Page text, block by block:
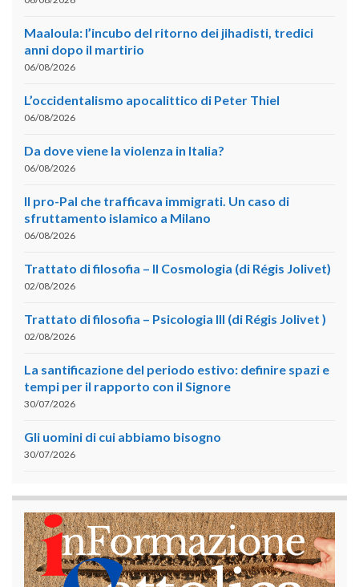
Maaloula: l’incubo del ritorno dei jihadisti, tredici
anni dopo il martirio
06/08/2026
L’occidentalismo apocalittico di Peter Thiel
06/08/2026
Da dove viene la violenza in Italia?
06/08/2026
Il pro-Pal che trafficava immigrati. Un caso di
sfruttamento islamico a Milano
06/08/2026
Trattato di filosofia – II Cosmologia (di Régis Jolivet)
02/08/2026
Trattato di filosofia – Psicologia III (di Régis Jolivet )
02/08/2026
La santificazione del periodo estivo: definire spazi e
tempi per il rapporto con il Signore
30/07/2026
Gli uomini di cui abbiamo bisogno
30/07/2026